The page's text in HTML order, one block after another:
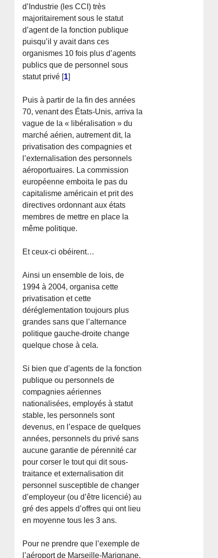
d’Industrie (les CCI) très
majoritairement sous le statut
d’agent de la fonction publique
puisqu’il y avait dans ces
organismes 10 fois plus d’agents
publics que de personnel sous
statut privé [1]
Puis à partir de la fin des années
70, venant des États-Unis, arriva la
vague de la « libéralisation » du
marché aérien, autrement dit, la
privatisation des compagnies et
l’externalisation des personnels
aéroportuaires. La commission
européenne emboita le pas du
capitalisme américain et prit des
directives ordonnant aux états
membres de mettre en place la
même politique.
Et ceux-ci obéirent…
Ainsi un ensemble de lois, de
1994 à 2004, organisa cette
privatisation et cette
déréglementation toujours plus
grandes sans que l’alternance
politique gauche-droite change
quelque chose à cela.
Si bien que d’agents de la fonction
publique ou personnels de
compagnies aériennes
nationalisées, employés à statut
stable, les personnels sont
devenus, en l’espace de quelques
années, personnels du privé sans
aucune garantie de pérennité car
pour corser le tout qui dit sous-
traitance et externalisation dit
personnel susceptible de changer
d’employeur (ou d’être licencié) au
gré des appels d’offres qui ont lieu
en moyenne tous les 3 ans.
Pour ne prendre que l’exemple de
l’aéroport de Marseille-Marignane,